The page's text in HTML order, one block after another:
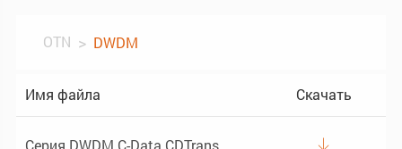
OTN DWDM
Имя файла Скачать
Серия DWDM C-Data CDTrans 